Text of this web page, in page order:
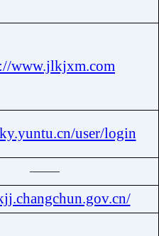
www.jlkjxm.com
user/login
——